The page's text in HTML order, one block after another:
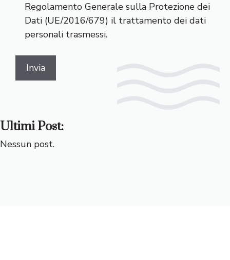
Regolamento Generale sulla Protezione dei
Dati (UE/2016/679) il trattamento dei dati
personali trasmessi.
Ultimi Post:
Nessun post.